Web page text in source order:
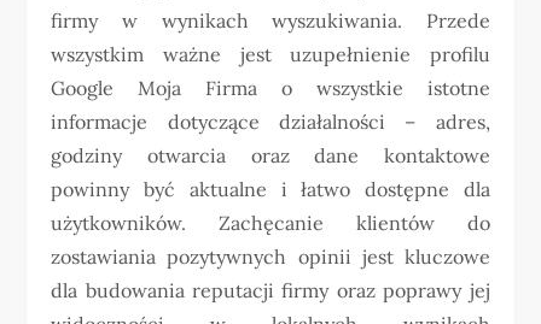
firmy w wynikach wyszukiwania. Przede
wszystkim ważne jest uzupełnienie profilu
Google Moja Firma o wszystkie istotne
informacje dotyczące działalności – adres,
godziny otwarcia oraz dane kontaktowe
powinny być aktualne i łatwo dostępne dla
użytkowników. Zachęcanie klientów do
zostawiania pozytywnych opinii jest kluczowe
dla budowania reputacji firmy oraz poprawy jej